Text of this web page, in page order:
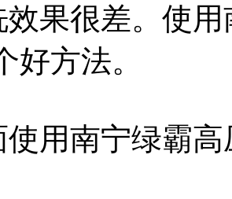
果很差。使
好方法。
用南宁绿霸